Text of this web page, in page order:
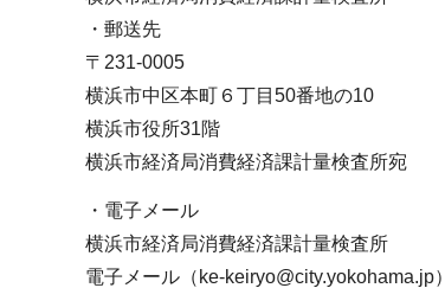
・郵送先
〒231-0005
横浜市中区本町６丁目50番地の10
横浜市役所31階
横浜市経済局消費経済課計量検査所宛
・電子メール
横浜市経済局消費経済課計量検査所
電子メール（ke-keiryo@city.yokohama.jp）